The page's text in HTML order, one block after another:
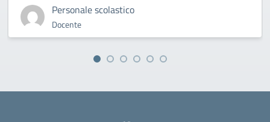
Personale scolastico
Docente